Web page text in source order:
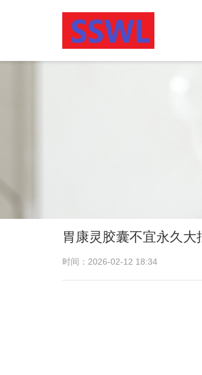
胃康灵胶囊不宜永久
时间：2026-02-12 18:34